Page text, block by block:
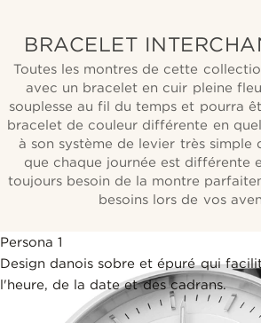
BRACELET
Toutes les montres de cette
avec un bracelet en cuir pleine
souplesse au fil du temps et pourra
bracelet de couleur différente en
à son système de levier très simple
que chaque journée est différente
toujours besoin de la montre
besoins lors de vos
Persona 1
Design danois sobre et épuré qui
l'heure, de la date et des cadrans.